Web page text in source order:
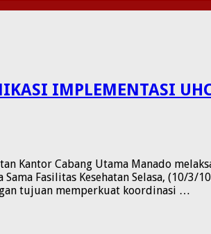
IMPLEMENTASI
Kantor Cabang Utama Manado
Fasilitas Kesehatan Selasa, (10/
tujuan memperkuat koordinasi …